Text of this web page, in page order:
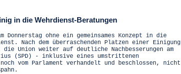
in die Wehrdienst-Beratungen
ohne ein gemeinsames Konzept in die
Nach dem überraschenden Platzen einer Einigung
die Union weiter auf deutliche Nachbesserungen am
(SPD) - inklusive eines umstrittenen
vom Parlament verhandelt und beschlossen, nicht